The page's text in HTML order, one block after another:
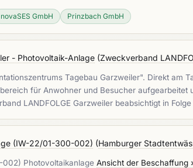
novaSES GmbH Prinzbach GmbH
- Photovoltaik-Anlage (Zweckverband
Tagebau Garzweiler". Direkt am
für Anwohner und Besucher
LANDFOLGE Garzweiler beabsichtigt in
(IW-22/01-300-002) (Hamburger
Photovoltaikanlage Ansicht der Beschaffung